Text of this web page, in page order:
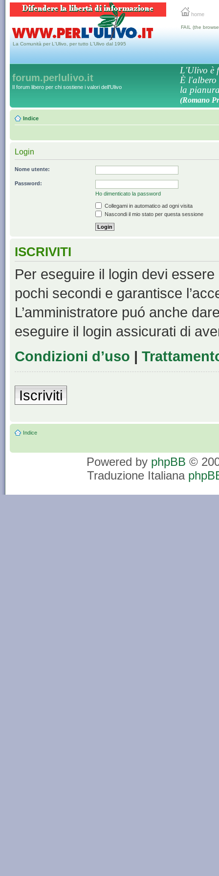
home
La Comunità per L'Ulivo, per tutto L'Ulivo dal 1995
FAIL (the
forum.perlulivo.it
Il forum libero per chi sostiene i valori dell'Ulivo
L'Ulivo è
È l'albero
la
(Romano
Indice
Login
Nome utente:
Password:
Ho dimenticato la password
Collegami in automatico ad ogni visita
Nascondi il mio stato per questa sessione
ISCRIVITI
Per eseguire il login devi
pochi secondi e garantisce
L’amministratore puó anche
eseguire il login assicurati di
Condizioni d’uso |
Iscriviti
Indice
Powered by phpBB ©
Traduzione Italiana